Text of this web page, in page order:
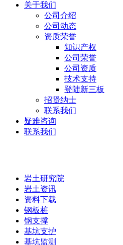
关于我们
公司介绍
公司动态
资质荣誉
知识产权
公司荣誉
公司资质
技术支持
登陆新三板
招贤纳士
联系我们
疑难咨询
联系我们
岩土研究院
岩土资讯
资料下载
钢板桩
钢支撑
基坑支护
基坑监测